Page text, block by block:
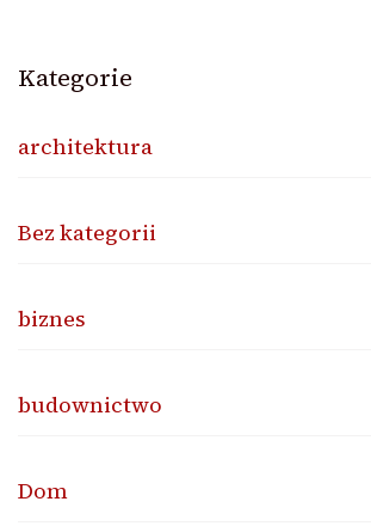
Kategorie
architektura
Bez kategorii
biznes
budownictwo
Dom